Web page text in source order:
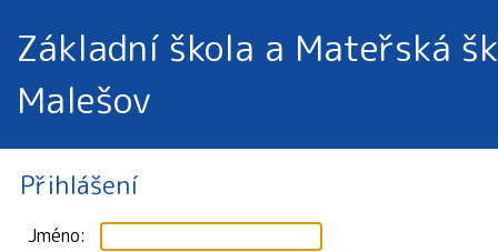
Základní škola a Mateřská
Malešov
Přihlášení
Jméno